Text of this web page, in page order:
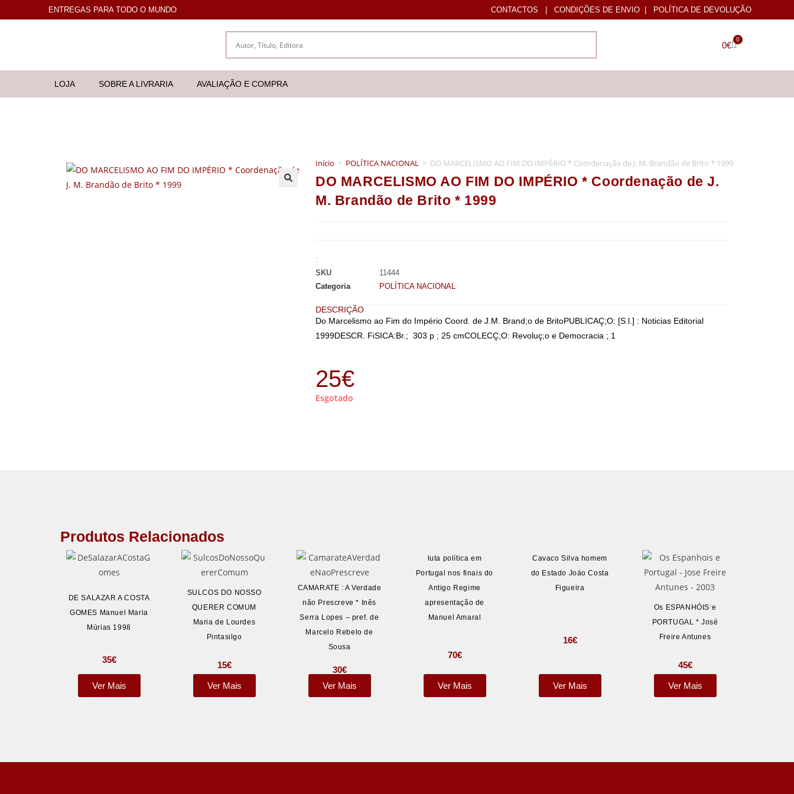
ENTREGAS PARA TODO O MUNDO CONTACTOS | CONDIÇÕES DE ENVIO | POLÍTICA DE DEVOLUÇÃO
0€
0
LOJA SOBRE A LIVRARIA AVALIAÇÃO E COMPRA
Início > POLÍTICA NACIONAL > DO MARCELISMO AO FIM DO IMPÉRIO * Coordenação de J. M. Brandão de Brito * 1999
DO MARCELISMO AO FIM DO IMPÉRIO * Coordenação de J.
M. Brandão de Brito * 1999
:
SKU
11444
Categoria
POLÍTICA NACIONAL
DESCRIÇÃO
Do Marcelismo ao Fim do Império Coord. de J.M. Brand;o de BritoPUBLICAÇ;O: [S.l.] : Noticias Editorial
1999DESCR. FiSICA:Br.; 303 p ; 25 cmCOLECÇ;O: Revoluç;o e Democracia ; 1
25€
Esgotado
Produtos Relacionados
DE SALAZAR A COSTA
GOMES Manuel Maria
Múrias 1998
35€
Ver Mais
SULCOS DO NOSSO
QUERER COMUM
Maria de Lourdes
Pintasilgo
15€
Ver Mais
CAMARATE : A Verdade
não Prescreve * Inês
Serra Lopes – pref. de
Marcelo Rebelo de
Sousa
30€
Ver Mais
luta política em
Portugal nos finais do
Antigo Regime
apresentação de
Manuel Amaral
70€
Ver Mais
Cavaco Silva homem
do Estado Joäo Costa
Figueira
16€
Ver Mais
Os ESPANHÓIS e
PORTUGAL * José
Freire Antunes
45€
Ver Mais